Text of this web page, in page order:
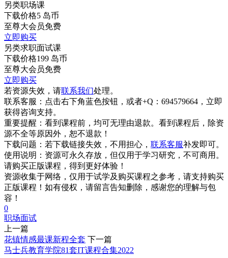
另类职场课
下载价格5 岛币
至尊大会员免费
立即购买
另类求职面试课
下载价格199 岛币
至尊大会员免费
立即购买
若资源失效，请联系我们处理。
联系客服： 点击右下角蓝色按钮，或者+Q：694579664，立即
获得咨询支持。
重要提醒： 看到课程前，均可无理由退款。看到课程后，除资
源不全等原因外，恕不退款！
下载问题： 若下载链接失效，不用担心， 联系客服补发即可。
使用说明： 资源可永久存放，但仅用于学习研究，不可商用。
请购买正版课程，得到更好体验！
资源收集于网络，仅用于试学及购买课程之参考，请支持购买
正版课程！如有侵权，请留言告知删除，感谢您的理解与包
容！
0
职场面试
上一篇
花镇情感最课新‬程全套 下一篇
马士兵教育学院81套IT课程合集2022